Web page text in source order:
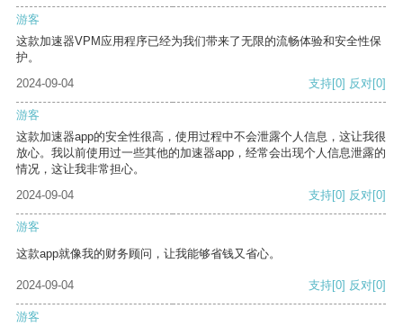
游客
这款加速器VPM应用程序已经为我们带来了无限的流畅体验和安全性保
护。
2024-09-04
支持[0] 反对[0]
游客
这款加速器app的安全性很高，使用过程中不会泄露个人信息，这让我很
放心。我以前使用过一些其他的加速器app，经常会出现个人信息泄露的
情况，这让我非常担心。
2024-09-04
支持[0] 反对[0]
游客
这款app就像我的财务顾问，让我能够省钱又省心。
2024-09-04 支持[0] 反对[0]
游客